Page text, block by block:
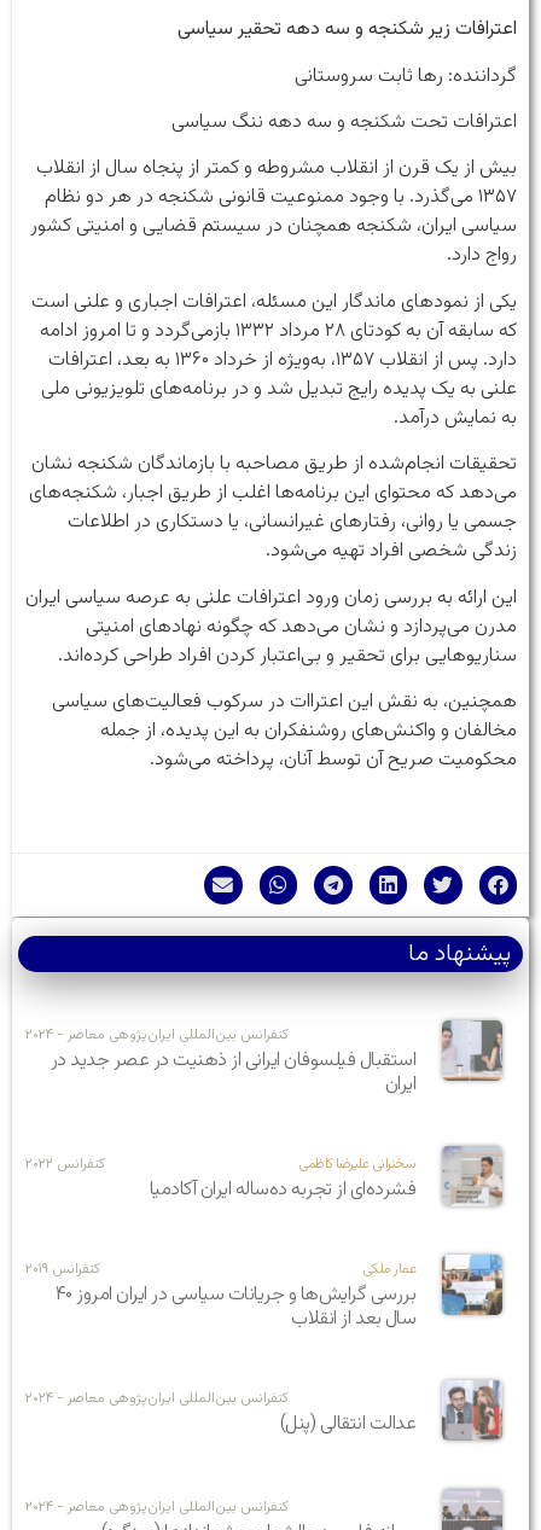
اعترافات زیر شکنجه و سه دهه تحقیر سیاسی
گرداننده: رها ثابت سروستانی
اعترافات تحت شکنجه و سه دهه ننگ سیاسی
بیش از یک قرن از انقلاب مشروطه و کمتر از پنجاه سال از انقلاب
۱۳۵۷ می‌گذرد. با وجود ممنوعیت قانونی شکنجه در هر دو نظام
سیاسی ایران، شکنجه همچنان در سیستم قضایی و امنیتی کشور
رواج دارد.
یکی از نمودهای ماندگار این مسئله، اعترافات اجباری و علنی است
که سابقه آن به کودتای ۲۸ مرداد ۱۳۳۲ بازمی‌گردد و تا امروز ادامه
دارد. پس از انقلاب ۱۳۵۷، به‌ویژه از خرداد ۱۳۶۰ به بعد، اعترافات
علنی به یک پدیده رایج تبدیل شد و در برنامه‌های تلویزیونی ملی
به نمایش درآمد.
تحقیقات انجام‌شده از طریق مصاحبه با بازماندگان شکنجه نشان
می‌دهد که محتوای این برنامه‌ها اغلب از طریق اجبار، شکنجه‌های
جسمی یا روانی، رفتارهای غیرانسانی، یا دستکاری در اطلاعات
زندگی شخصی افراد تهیه می‌شود.
این ارائه به بررسی زمان ورود اعترافات علنی به عرصه سیاسی ایران
مدرن می‌پردازد و نشان می‌دهد که چگونه نهادهای امنیتی
سناریوهایی برای تحقیر و بی‌اعتبار کردن افراد طراحی کرده‌اند.
همچنین، به نقش این اعتراات در سرکوب فعالیت‌های سیاسی
مخالفان و واکنش‌های روشنفکران به این پدیده، از جمله
محکومیت صریح آن توسط آنان، پرداخته می‌شود.
پیشنهاد ما
کنفرانس بین‌المللی ایران‌پژوهی معاصر - ۲۰۲۴
استقبال فیلسوفان ایرانی از ذهنیت در عصر جدید در
ایران
سخنرانی علیرضا کاظمی کنفرانس ۲۰۲۲
فشرده‌ای از تجربه ده‌ساله ایران آکادمیا
عمار ملکی کنفرانس ۲۰۱۹
بررسی گرایش‌ها و جریانات سیاسی در ایران امروز ۴۰
سال بعد از انقلاب
کنفرانس بین‌المللی ایران‌پژوهی معاصر - ۲۰۲۴
عدالت انتقالی (پنل)
کنفرانس بین‌المللی ایران‌پژوهی معاصر - ۲۰۲۴